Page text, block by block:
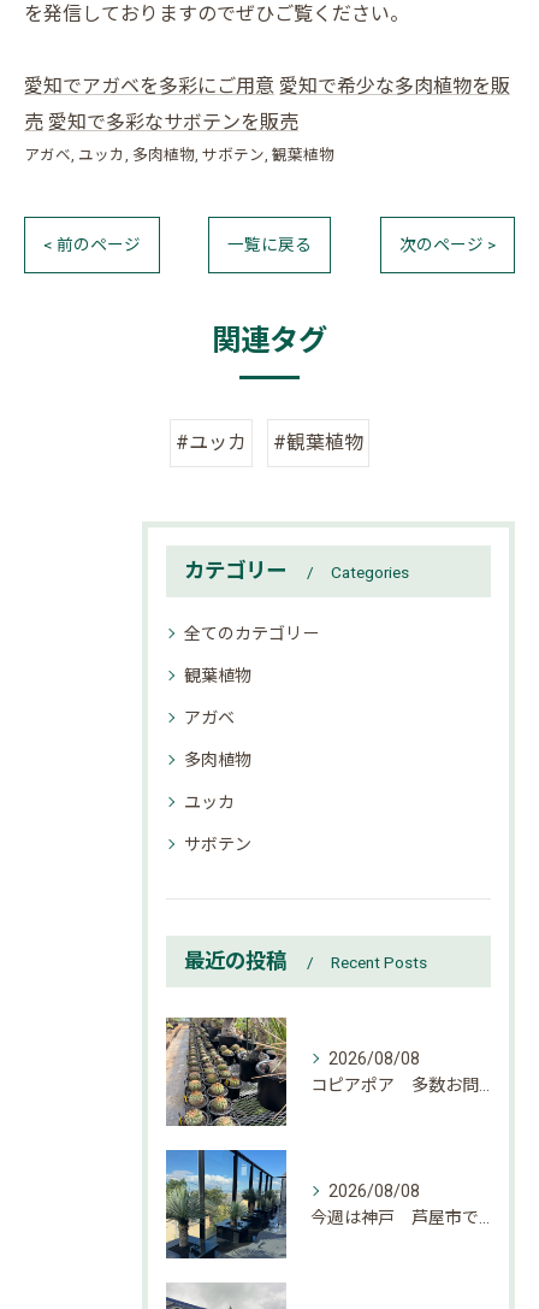
を発信しておりますのでぜひご覧ください。
愛知でアガベを多彩にご用意 愛知で希少な多肉植物を販
売 愛知で多彩なサボテンを販売
アガベ ユッカ 多肉植物 サボテン 観葉植物
< 前のページ 一覧に戻る 次のページ >
関連タグ
#ユッカ #観葉植物
カテゴリー Categories
全てのカテゴリー
観葉植物
アガベ
多肉植物
ユッカ
サボテン
最近の投稿 Recent Posts
2026/08/08
2026/08/08